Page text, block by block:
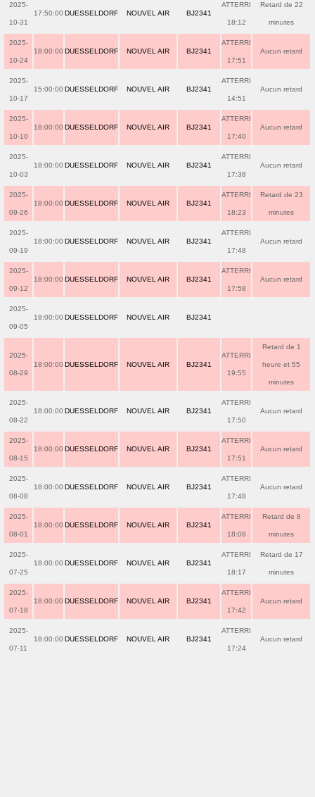
2025-
10-31
17:50:00 DUESSELDORF NOUVEL AIR BJ2341
ATTERRI
18:12
Retard de 22
minutes
2025-
10-24
18:00:00 DUESSELDORF NOUVEL AIR BJ2341
ATTERRI
17:51
Aucun retard
2025-
10-17
15:00:00 DUESSELDORF NOUVEL AIR BJ2341
ATTERRI
14:51
Aucun retard
2025-
10-10
18:00:00 DUESSELDORF NOUVEL AIR BJ2341
ATTERRI
17:40
Aucun retard
2025-
10-03
18:00:00 DUESSELDORF NOUVEL AIR BJ2341
ATTERRI
17:38
Aucun retard
2025-
09-26
18:00:00 DUESSELDORF NOUVEL AIR BJ2341
ATTERRI
18:23
Retard de 23
minutes
2025-
09-19
18:00:00 DUESSELDORF NOUVEL AIR BJ2341
ATTERRI
17:48
Aucun retard
2025-
09-12
18:00:00 DUESSELDORF NOUVEL AIR BJ2341
ATTERRI
17:58
Aucun retard
2025-
09-05
18:00:00 DUESSELDORF NOUVEL AIR BJ2341
2025-
08-29
18:00:00 DUESSELDORF NOUVEL AIR BJ2341
ATTERRI
19:55
Retard de 1
heure et 55
minutes
2025-
08-22
18:00:00 DUESSELDORF NOUVEL AIR BJ2341
ATTERRI
17:50
Aucun retard
2025-
08-15
18:00:00 DUESSELDORF NOUVEL AIR BJ2341
ATTERRI
17:51
Aucun retard
2025-
08-08
18:00:00 DUESSELDORF NOUVEL AIR BJ2341
ATTERRI
17:48
Aucun retard
2025-
08-01
18:00:00 DUESSELDORF NOUVEL AIR BJ2341
ATTERRI
18:08
Retard de 8
minutes
2025-
07-25
18:00:00 DUESSELDORF NOUVEL AIR BJ2341
ATTERRI
18:17
Retard de 17
minutes
2025-
07-18
18:00:00 DUESSELDORF NOUVEL AIR BJ2341
ATTERRI
17:42
Aucun retard
2025-
07-11
18:00:00 DUESSELDORF NOUVEL AIR BJ2341
ATTERRI
17:24
Aucun retard